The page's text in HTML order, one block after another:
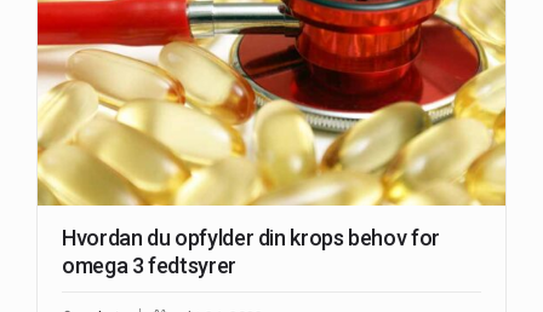
Hvordan du opfylder din krops behov for
omega 3 fedtsyrer